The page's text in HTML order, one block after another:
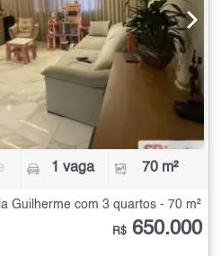
1 vaga 70 m²
Guilherme com 3 quartos - 70 m²
R$ 650.000